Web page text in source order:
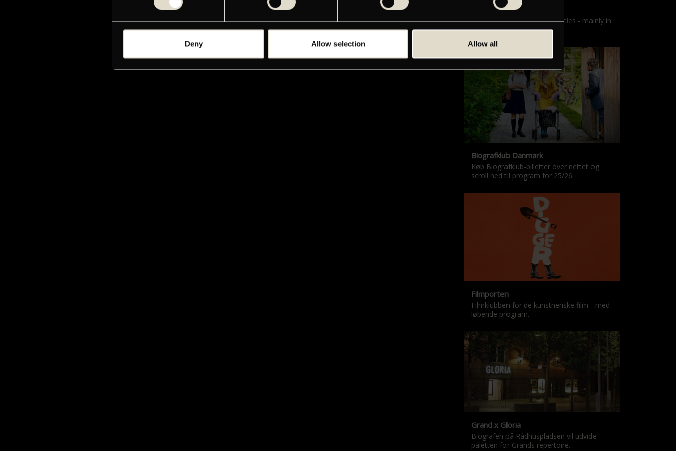
Deny Allow selection Allow all
Films with English subtitles
Screenings with English subtitles - mainly in
our sister cinema, Gloria.
Biografklub Danmark
Køb Biografklub-billetter over nettet og
scroll ned til program for 25/26.
Filmporten
Filmklubben for de kunstneriske film - med
løbende program.
Grand x Gloria
Biografen på Rådhuspladsen vil udvide
paletten for Grands repertoire.